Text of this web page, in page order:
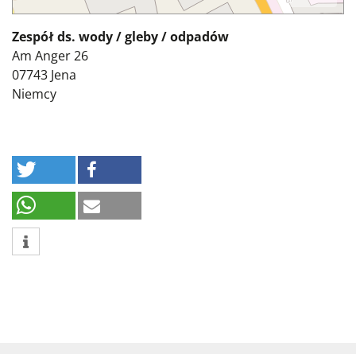
Zespół ds. wody / gleby / odpadów
Am Anger 26
07743 Jena
Niemcy